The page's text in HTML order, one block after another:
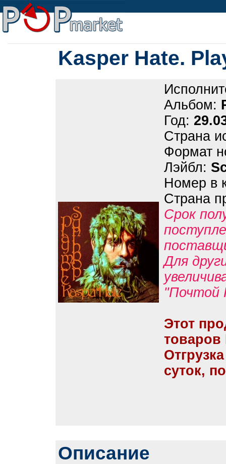
Kasper Hate.
Альбом:
Год:
Страна
Формат
Лэйбл:
Номер в
Страна
Срок
Для
"Почтой
Этот
товаров
суток,
Описание